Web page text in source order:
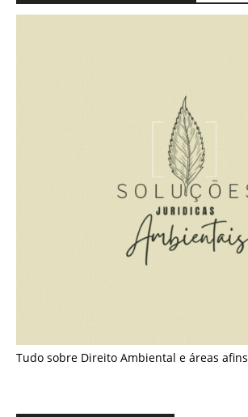
Tudo sobre Direito Ambiental e áreas afins